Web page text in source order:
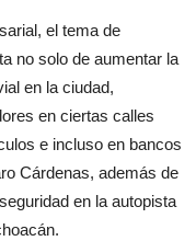
el tema de
no solo de aumentar la
en la ciudad,
en ciertas calles
e incluso en bancos
Cárdenas, además de
en la autopista